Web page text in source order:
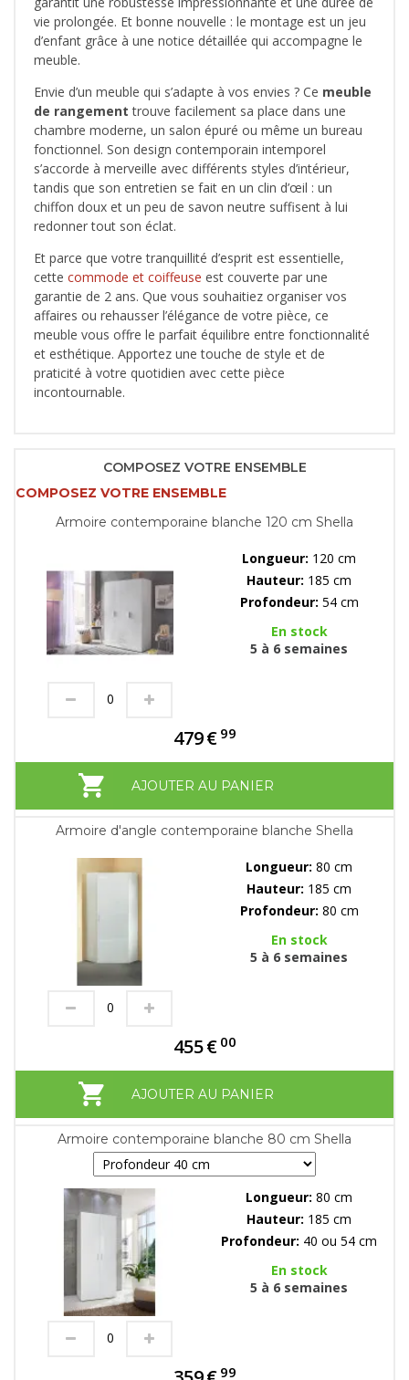
vie prolongée. Et bonne nouvelle : le montage est un jeu
d’enfant grâce à une notice détaillée qui accompagne le
meuble.
Envie d’un meuble qui s’adapte à vos envies ? Ce meuble
de rangement trouve facilement sa place dans une
chambre moderne, un salon épuré ou même un bureau
fonctionnel. Son design contemporain intemporel
s’accorde à merveille avec différents styles d’intérieur,
tandis que son entretien se fait en un clin d’œil : un
chiffon doux et un peu de savon neutre suffisent à lui
redonner tout son éclat.
Et parce que votre tranquillité d’esprit est essentielle,
cette commode et coiffeuse est couverte par une
garantie de 2 ans. Que vous souhaitiez organiser vos
affaires ou rehausser l’élégance de votre pièce, ce
meuble vous offre le parfait équilibre entre fonctionnalité
et esthétique. Apportez une touche de style et de
praticité à votre quotidien avec cette pièce
incontournable.
COMPOSEZ VOTRE ENSEMBLE
COMPOSEZ VOTRE ENSEMBLE
Armoire contemporaine blanche 120 cm Shella
Longueur: 120 cm
Hauteur: 185 cm
Profondeur: 54 cm
En stock
5 à 6 semaines
479€ 99
AJOUTER AU PANIER
Armoire d'angle contemporaine blanche Shella
Longueur: 80 cm
Hauteur: 185 cm
Profondeur: 80 cm
En stock
5 à 6 semaines
455€ 00
AJOUTER AU PANIER
Armoire contemporaine blanche 80 cm Shella
Longueur: 80 cm
Hauteur: 185 cm
Profondeur: 40 ou 54 cm
En stock
5 à 6 semaines
99